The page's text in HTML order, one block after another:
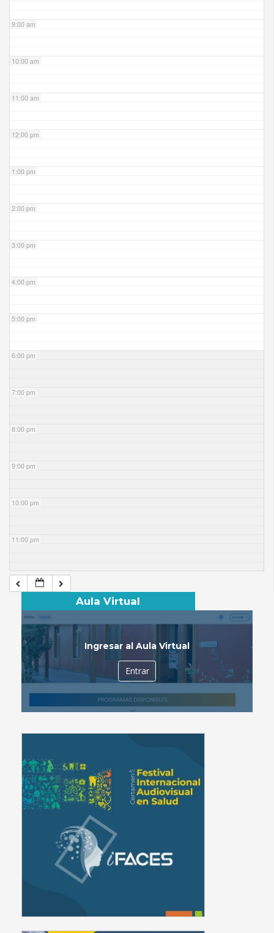
9:00 am
10:00 am
11:00 am
12:00 pm
1:00 pm
2:00 pm
3:00 pm
4:00 pm
5:00 pm
6:00 pm
7:00 pm
8:00 pm
9:00 pm
10:00 pm
11:00 pm
Aula Virtual
Ingresar al Aula Virtual
Entrar